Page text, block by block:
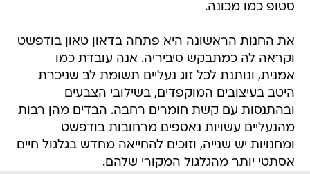
סטופ כמו מכונה.
את החנות הראשונה היא פתחה בדאון טאון בודפשט
וקראה לה כמתבקש סיביריה. אנה עובדת כמו
אמנית, ונותנת לכל זוג נעליים תשומת לב שניכרת
היטב בעיצובים המוקפדים, בשילובי הצבעים
ובהתנסות עם קשת חומרים רחבה. הבדים מהן רבות
מהנעליים עשויות נאספים מרחובות בודפשט
ומחנויות יש שנייה, וזוכים להחייאה מחדש בגלגול חיים
אסתטי יותר מהגלגול המקורי שלהם.